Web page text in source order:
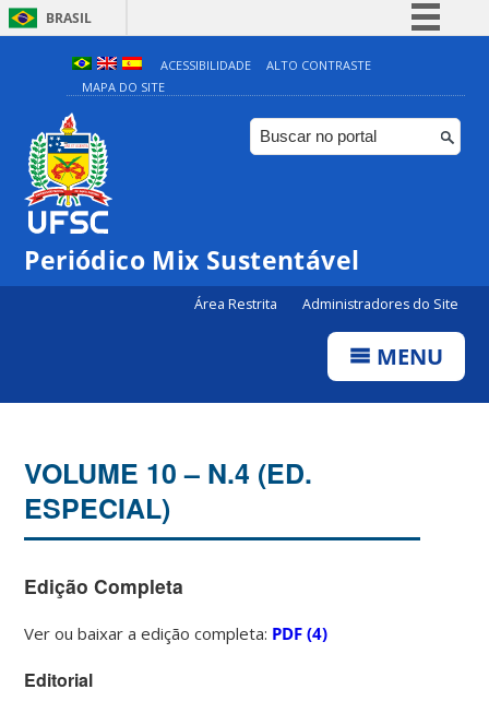
BRASIL
Simplifique!
Comunica BR
Participe
ACESSIBILIDADE
ALTO CONTRASTE
MAPA DO SITE
Periódico Mix Sustentável
Área Restrita Administradores do Site
MENU
VOLUME 10 – N.4 (ED.
ESPECIAL)
Edição Completa
Ver ou baixar a edição completa: PDF (4)
Editorial